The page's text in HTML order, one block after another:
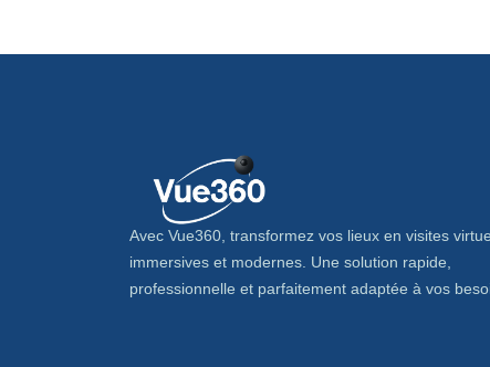
Avec Vue360, transformez vos lieux en visites
immersives et modernes. Une solution rapide,
professionnelle et parfaitement adaptée à vos